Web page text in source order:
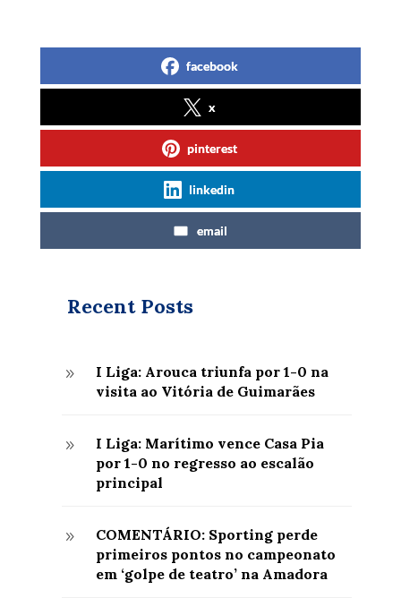
facebook
x
pinterest
linkedin
email
Recent Posts
9
I Liga: Arouca triunfa por 1-0 na
visita ao Vitória de Guimarães
9
I Liga: Marítimo vence Casa Pia
por 1-0 no regresso ao escalão
principal
9
COMENTÁRIO: Sporting perde
primeiros pontos no campeonato
em ‘golpe de teatro’ na Amadora